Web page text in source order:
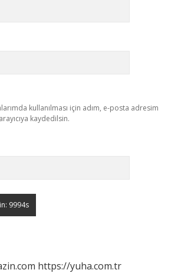
kullanılması için adım, e-posta adresim
kaydedilsin.
https://yuha.com.tr